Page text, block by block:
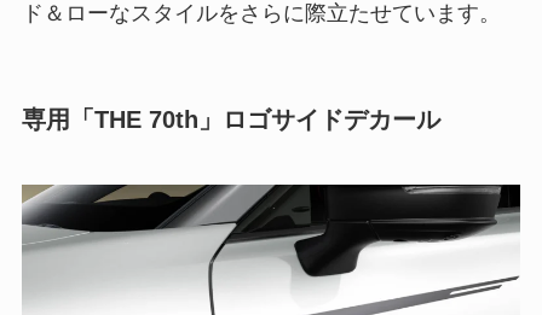
ド＆ローなスタイルをさらに際立たせています。
専用「THE 70th」ロゴサイドデカール